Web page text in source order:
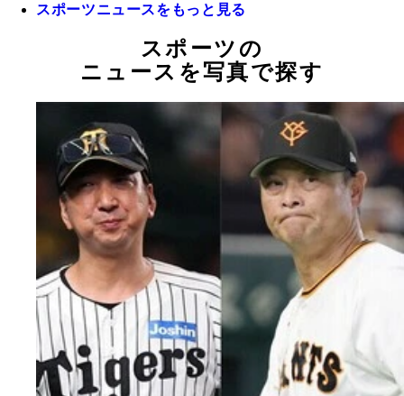
スポーツニュースをもっと見る
スポーツの
ニュースを写真で探す